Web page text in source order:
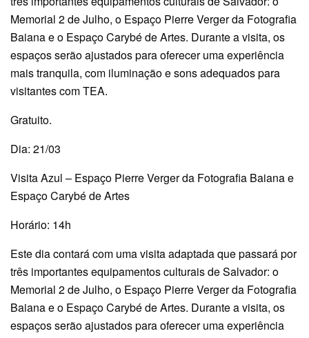
Memorial 2 de Julho, o Espaço Pierre Verger da Fotografia
Baiana e o Espaço Carybé de Artes. Durante a visita, os
espaços serão ajustados para oferecer uma experiência
mais tranquila, com iluminação e sons adequados para
visitantes com TEA.
Gratuito.
Dia: 21/03
Visita Azul – Espaço Pierre Verger da Fotografia Baiana e
Espaço Carybé de Artes
Horário: 14h
Este dia contará com uma visita adaptada que passará por
três importantes equipamentos culturais de Salvador: o
Memorial 2 de Julho, o Espaço Pierre Verger da Fotografia
Baiana e o Espaço Carybé de Artes. Durante a visita, os
espaços serão ajustados para oferecer uma experiência